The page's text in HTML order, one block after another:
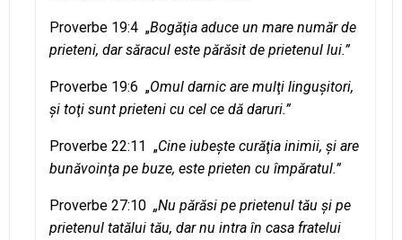
Proverbe 19:4 „Bogăţia aduce un mare număr de
prieteni, dar săracul este părăsit de prietenul lui.”
Proverbe 19:6 „Omul darnic are mulţi linguşitori,
şi toţi sunt prieteni cu cel ce dă daruri.”
Proverbe 22:11 „Cine iubeşte curăţia inimii, şi are
bunăvoinţa pe buze, este prieten cu împăratul.”
Proverbe 27:10 „Nu părăsi pe prietenul tău şi pe
prietenul tatălui tău, dar nu intra în casa fratelui